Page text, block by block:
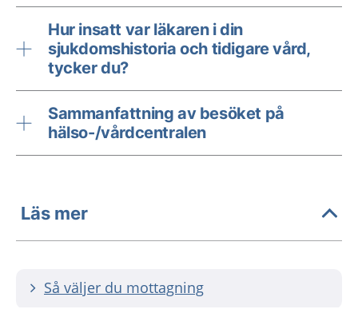
Hur insatt var läkaren i din
sjukdomshistoria och tidigare vård,
tycker du?
Sammanfattning av besöket på
hälso-/vårdcentralen
Läs mer
Så väljer du mottagning